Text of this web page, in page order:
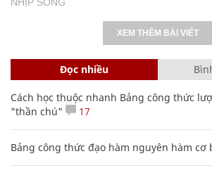
XEM THÊM BÀI VIẾT
Đọc nhiều
Cách học thuộc nhanh Bảng công thức
"thần chú"
17
Bảng công thức đạo hàm nguyên hàm cơ